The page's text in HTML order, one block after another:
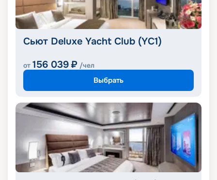
Сьют Deluxe Yacht Club (YC1)
от 156 039 ₽ /чел
Выбрать